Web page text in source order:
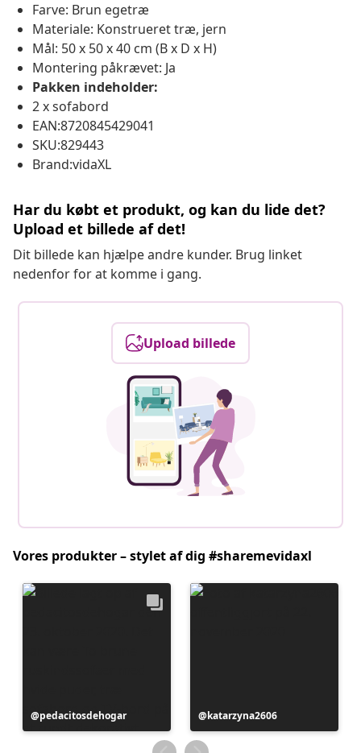
Farve: Brun egetræ
Materiale: Konstrueret træ, jern
Mål: 50 x 50 x 40 cm (B x D x H)
Montering påkrævet: Ja
Pakken indeholder:
2 x sofabord
EAN:8720845429041
SKU:829443
Brand:vidaXL
Har du købt et produkt, og kan du lide det?
Upload et billede af det!
Dit billede kan hjælpe andre kunder. Brug linket
nedenfor for at komme i gang.
Upload billede
Vores produkter – stylet af dig #sharemevidaxl
Opslag
offentliggjort
pedacitosdehogar
Opslag
offentliggjort
af
katarzyna2606